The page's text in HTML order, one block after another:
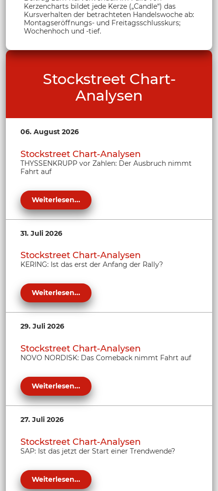
Kerzencharts bildet jede Kerze („Candle“) das
Kursverhalten der betrachteten Handelswoche ab:
Montagseröffnungs- und Freitagsschlusskurs;
Wochenhoch und -tief.
Stockstreet Chart-
Analysen
06. August 2026
Stockstreet Chart-Analysen
THYSSENKRUPP vor Zahlen: Der Ausbruch nimmt
Fahrt auf
Weiterlesen...
31. Juli 2026
Stockstreet Chart-Analysen
KERING: Ist das erst der Anfang der Rally?
Weiterlesen...
29. Juli 2026
Stockstreet Chart-Analysen
NOVO NORDISK: Das Comeback nimmt Fahrt auf
Weiterlesen...
27. Juli 2026
Stockstreet Chart-Analysen
SAP: Ist das jetzt der Start einer Trendwende?
Weiterlesen...